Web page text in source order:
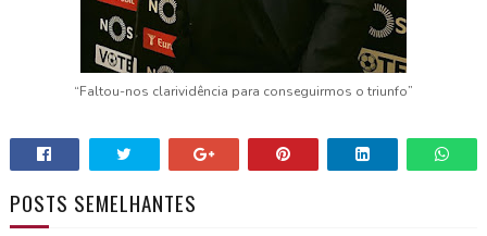
“Faltou-nos clarividência para conseguirmos o triunfo”
POSTS SEMELHANTES